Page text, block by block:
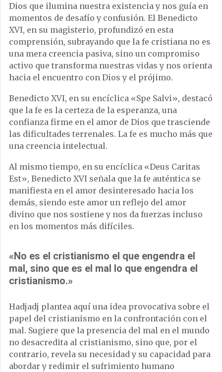
Dios que ilumina nuestra existencia y nos guía en
momentos de desafío y confusión. El Benedicto
XVI, en su magisterio, profundizó en esta
comprensión, subrayando que la fe cristiana no es
una mera creencia pasiva, sino un compromiso
activo que transforma nuestras vidas y nos orienta
hacia el encuentro con Dios y el prójimo.
Benedicto XVI, en su encíclica «Spe Salvi», destacó
que la fe es la certeza de la esperanza, una
confianza firme en el amor de Dios que trasciende
las dificultades terrenales. La fe es mucho más que
una creencia intelectual.
Al mismo tiempo, en su encíclica «Deus Caritas
Est», Benedicto XVI señala que la fe auténtica se
manifiesta en el amor desinteresado hacia los
demás, siendo este amor un reflejo del amor
divino que nos sostiene y nos da fuerzas incluso
en los momentos más difíciles.
«No es el cristianismo el que engendra el
mal, sino que es el mal lo que engendra el
cristianismo.»
Hadjadj plantea aquí una idea provocativa sobre el
papel del cristianismo en la confrontación con el
mal. Sugiere que la presencia del mal en el mundo
no desacredita al cristianismo, sino que, por el
contrario, revela su necesidad y su capacidad para
abordar y redimir el sufrimiento humano